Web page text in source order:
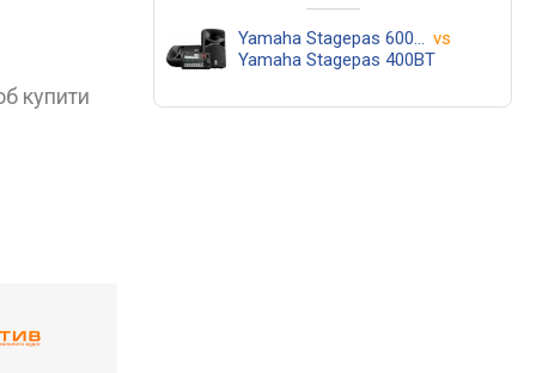
купити
Yamaha Stagepas 600BT vs
Yamaha Stagepas 400BT